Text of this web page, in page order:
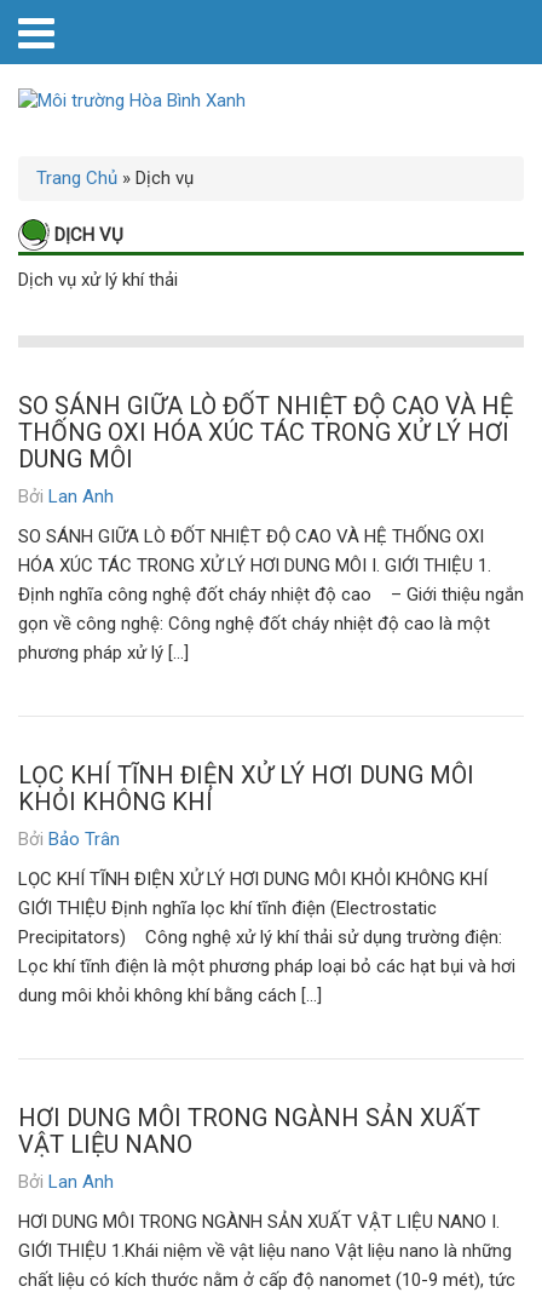
Trang Chủ » Dịch vụ
DỊCH VỤ
Dịch vụ xử lý khí thải
SO SÁNH GIỮA LÒ ĐỐT NHIỆT ĐỘ CAO VÀ HỆ
THỐNG OXI HÓA XÚC TÁC TRONG XỬ LÝ HƠI
DUNG MÔI
Bởi Lan Anh
SO SÁNH GIỮA LÒ ĐỐT NHIỆT ĐỘ CAO VÀ HỆ THỐNG OXI
HÓA XÚC TÁC TRONG XỬ LÝ HƠI DUNG MÔI I. GIỚI THIỆU 1.
Định nghĩa công nghệ đốt cháy nhiệt độ cao – Giới thiệu ngắn
gọn về công nghệ: Công nghệ đốt cháy nhiệt độ cao là một
phương pháp xử lý […]
LỌC KHÍ TĨNH ĐIỆN XỬ LÝ HƠI DUNG MÔI
KHỎI KHÔNG KHÍ
Bởi Bảo Trân
LỌC KHÍ TĨNH ĐIỆN XỬ LÝ HƠI DUNG MÔI KHỎI KHÔNG KHÍ
GIỚI THIỆU Định nghĩa lọc khí tĩnh điện (Electrostatic
Precipitators) Công nghệ xử lý khí thải sử dụng trường điện:
Lọc khí tĩnh điện là một phương pháp loại bỏ các hạt bụi và hơi
dung môi khỏi không khí bằng cách […]
HƠI DUNG MÔI TRONG NGÀNH SẢN XUẤT
VẬT LIỆU NANO
Bởi Lan Anh
HƠI DUNG MÔI TRONG NGÀNH SẢN XUẤT VẬT LIỆU NANO I.
GIỚI THIỆU 1.Khái niệm về vật liệu nano Vật liệu nano là những
chất liệu có kích thước nằm ở cấp độ nanomet (10-9 mét), tức